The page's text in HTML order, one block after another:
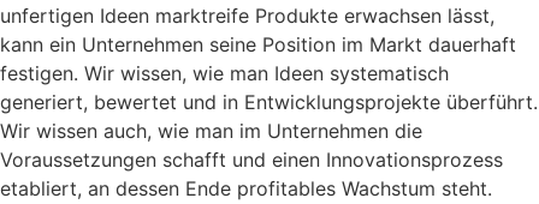
unfertigen Ideen marktreife Produkte erwachsen lässt,
kann ein Unternehmen seine Position im Markt dauerhaft
festigen. Wir wissen, wie man Ideen systematisch
generiert, bewertet und in Entwicklungsprojekte überführt.
Wir wissen auch, wie man im Unternehmen die
Voraussetzungen schafft und einen Innovationsprozess
etabliert, an dessen Ende profitables Wachstum steht.